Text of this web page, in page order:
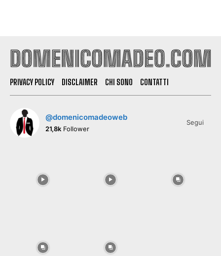
PRIVACY POLICY DISCLAIMER CHI SONO CONTATTI
@domenicomadeoweb
21,8k Follower
Segui